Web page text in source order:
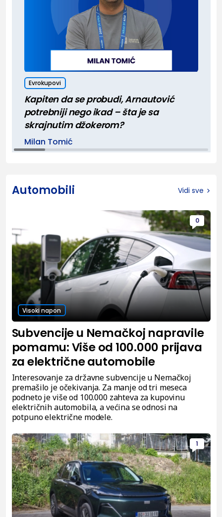
Evrokupovi
Kapiten da se probudi, Arnautović
potrebniji nego ikad – šta je sa
skrajnutim džokerom?
Milan Tomić
Automobili Vidi sve
0
Visoki napon
Subvencije u Nemačkoj napravile
pomamu: Više od 100.000 prijava
za električne automobile
Interesovanje za državne subvencije u Nemačkoj
premašilo je očekivanja. Za manje od tri meseca
podneto je više od 100.000 zahteva za kupovinu
električnih automobila, a većina se odnosi na
potpuno električne modele.
1